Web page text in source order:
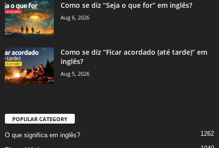
Como se diz “Seja o que for” em inglês?
Aug 6, 2026
Como se diz “Ficar acordado (até tarde)” em
inglês?
Aug 5, 2026
POPULAR CATEGORY
O que significa em inglês? 1262